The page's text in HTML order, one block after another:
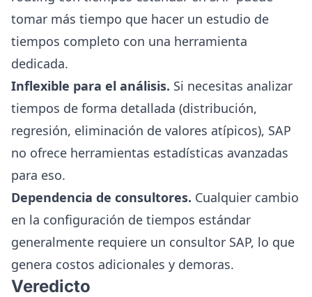
tomar más tiempo que hacer un estudio de
tiempos completo con una herramienta
dedicada.
Inflexible para el análisis. Si necesitas analizar
tiempos de forma detallada (distribución,
regresión, eliminación de valores atípicos), SAP
no ofrece herramientas estadísticas avanzadas
para eso.
Dependencia de consultores. Cualquier cambio
en la configuración de tiempos estándar
generalmente requiere un consultor SAP, lo que
genera costos adicionales y demoras.
Veredicto